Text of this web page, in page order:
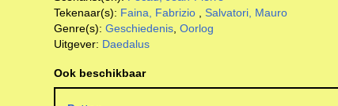
Tekenaar(s): Faina, Fabrizio, Salvatori, Mauro
Genre(s): Geschiedenis, Oorlog
Uitgever: Daedalus
Ook beschikbaar